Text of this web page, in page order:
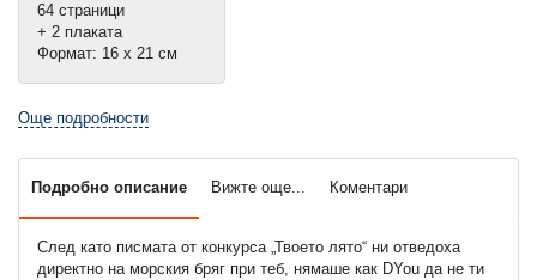
64 страници
+ 2 плаката
Формат: 16 х 21 см
Още подробности
Подробно описание Вижте още... Коментари
След като писмата от конкурса „Твоето лято“ ни отведоха
директно на морския бряг при теб, нямаше как DYou да не ти